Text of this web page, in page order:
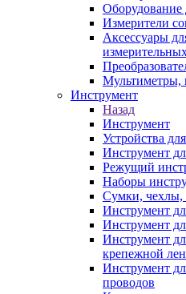
Оборудование
Измерители
Аксессуары
Мультиметры,
Инструмент
Назад
Инструмент
Устройства
Инструмент
Режущий
Наборы
Сумки, чехлы,
Инструмент
Инструмент
Инструмент
крепежной
Инструмент
проводов